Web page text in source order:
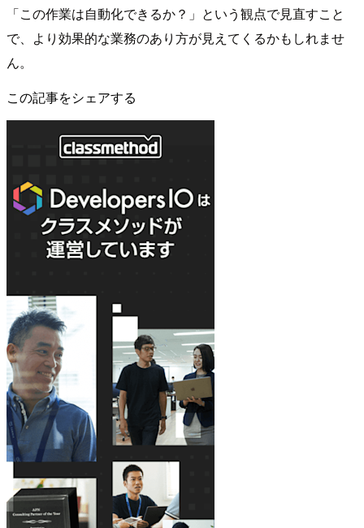
「この作業は自動化できるか？」という観点で見直すこと
で、より効果的な業務のあり方が見えてくるかもしれませ
ん。
この記事をシェアする